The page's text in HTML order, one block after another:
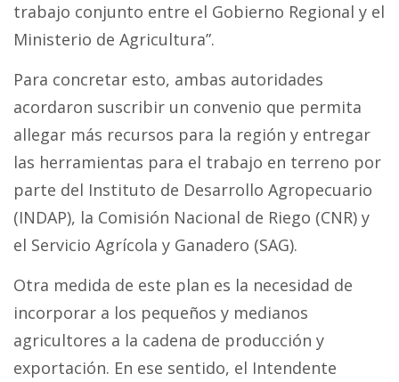
trabajo conjunto entre el Gobierno Regional y el
Ministerio de Agricultura”.
Para concretar esto, ambas autoridades
acordaron suscribir un convenio que permita
allegar más recursos para la región y entregar
las herramientas para el trabajo en terreno por
parte del Instituto de Desarrollo Agropecuario
(INDAP), la Comisión Nacional de Riego (CNR) y
el Servicio Agrícola y Ganadero (SAG).
Otra medida de este plan es la necesidad de
incorporar a los pequeños y medianos
agricultores a la cadena de producción y
exportación. En ese sentido, el Intendente